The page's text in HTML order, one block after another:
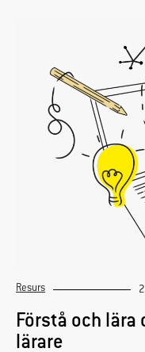
Resurs
Förstå och lära
lärare